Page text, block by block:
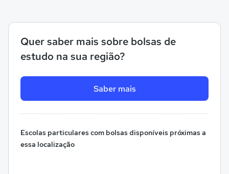
Quer saber mais sobre bolsas de
estudo na sua região?
Saber mais
Escolas particulares com bolsas disponíveis próximas a
essa localização